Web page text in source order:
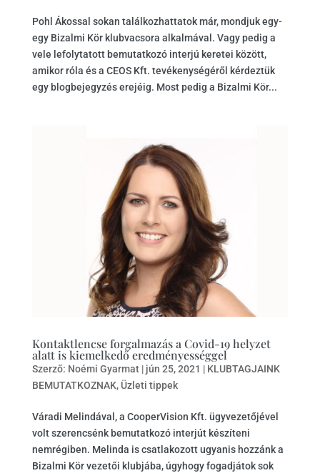
Pohl Ákossal sokan találkozhattatok már, mondjuk egy-
egy Bizalmi Kör klubvacsora alkalmával. Vagy pedig a
vele lefolytatott bemutatkozó interjú keretei között,
amikor róla és a CEOS Kft. tevékenységéről kérdeztük
egy blogbejegyzés erejéig. Most pedig a Bizalmi Kör...
Kontaktlencse forgalmazás a Covid-19 helyzet
alatt is kiemelkedő eredményességgel
Szerző: Noémi Gyarmat| jún 25, 2021 | KLUBTAGJAINK
BEMUTATKOZNAK, Üzleti tippek
Váradi Melindával, a CooperVision Kft. ügyvezetőjével
volt szerencsénk bemutatkozó interjút készíteni
nemrégiben. Melinda is csatlakozott ugyanis hozzánk a
Bizalmi Kör vezetői klubjába, úgyhogy fogadjátok sok